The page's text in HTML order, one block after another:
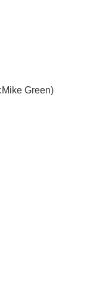
Green)